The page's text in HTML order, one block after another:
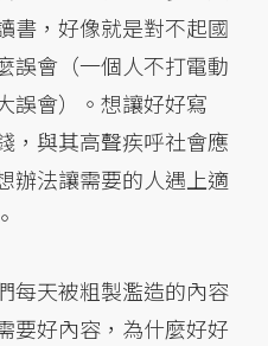
書，好像就是對不起國
誤會（一個人不打電動
誤會）。想讓好好寫
，與其高聲疾呼社會應
辦法讓需要的人遇上適
每天被粗製濫造的內容
要好內容，為什麼好好